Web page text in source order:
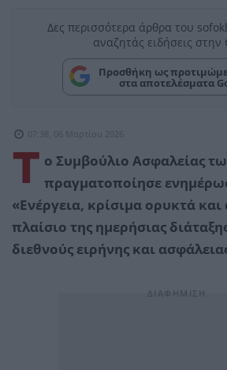
Δες περισσότερα άρθρα του
αναζητάς ειδήσεις στην
Προσθήκη ως
στα αποτελέσματα
07:38, 06 Μαρτίου 2026
Τ ο Συμβούλιο Ασφαλείας
πραγματοποίησε
«Ενέργεια, κρίσιμα ορυκτά
πλαίσιο της ημερήσιας
διεθνούς ειρήνης και